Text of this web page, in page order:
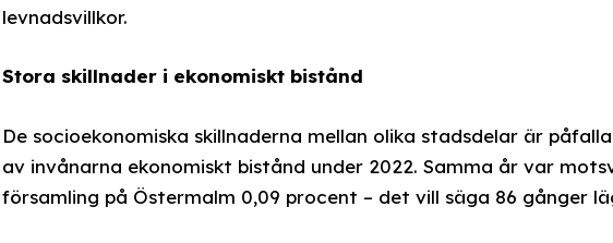
levnadsvillkor.
Stora skillnader i ekonomiskt bistånd
De socioekonomiska skillnaderna mellan olika stadsdelar är
av invånarna ekonomiskt bistånd under 2022. Samma år var
församling på Östermalm 0,09 procent – det vill säga 86 gånger